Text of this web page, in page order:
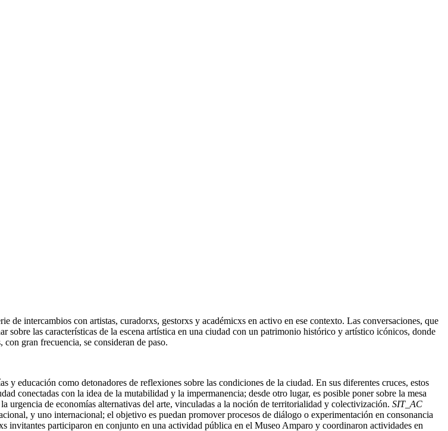
de intercambios con artistas, curadorxs, gestorxs y académicxs en activo en ese contexto. Las conversaciones, que
las características de la escena artística en una ciudad con un patrimonio histórico y artístico icónicos, donde
con gran frecuencia, se consideran de paso.
educación como detonadores de reflexiones sobre las condiciones de la ciudad. En sus diferentes cruces, estos
conectadas con la idea de la mutabilidad y la impermanencia; desde otro lugar, es posible poner sobre la mesa
urgencia de economías alternativas del arte, vinculadas a la noción de territorialidad y colectivización. SIT_AC
y uno internacional; el objetivo es puedan promover procesos de diálogo o experimentación en consonancia
invitantes participaron en conjunto en una actividad pública en el Museo Amparo y coordinaron actividades en